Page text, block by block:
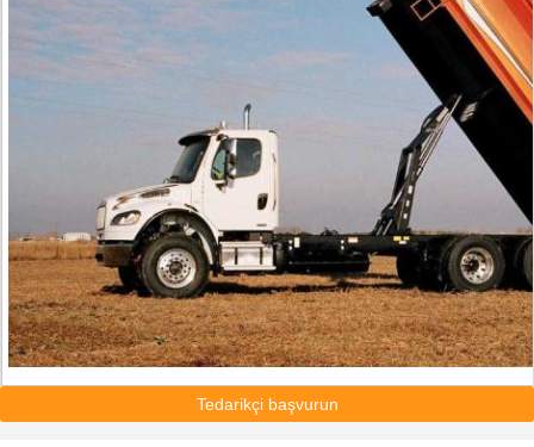
Tedarikçi başvurun